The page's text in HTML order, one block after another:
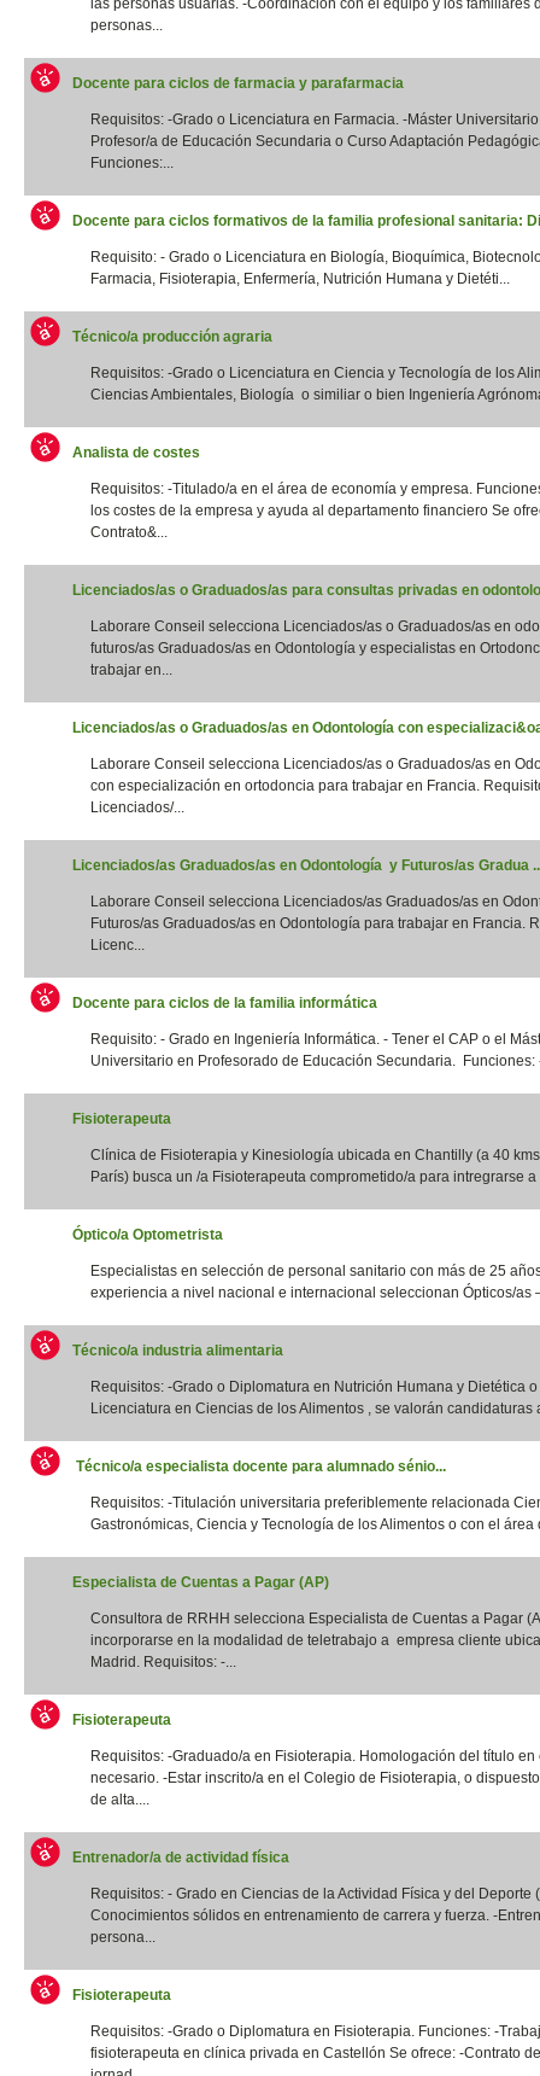
las personas usuarias. -Coordinación con el equipo y los familiares
personas...
Docente para ciclos de farmacia y parafarmacia
Requisitos: -Grado o Licenciatura en Farmacia. -Máster
Profesor/a de Educación Secundaria o Curso Adaptación
Funciones:...
Docente para ciclos formativos de la familia profesional sanitaria:
Requisito: - Grado o Licenciatura en Biología, Bioquímica,
Farmacia, Fisioterapia, Enfermería, Nutrición Humana y Dietéti...
Técnico/a producción agraria
Requisitos: -Grado o Licenciatura en Ciencia y Tecnología de los
Ciencias Ambientales, Biología o similiar o bien Ingeniería
Analista de costes
Requisitos: -Titulado/a en el área de economía y empresa.
los costes de la empresa y ayuda al departamento financiero Se
Contrato&...
Licenciados/as o Graduados/as para consultas privadas en
Laborare Conseil selecciona Licenciados/as o Graduados/as en
futuros/as Graduados/as en Odontología y especialistas en
trabajar en...
Licenciados/as o Graduados/as en Odontología con
Laborare Conseil selecciona Licenciados/as o Graduados/as en
con especialización en ortodoncia para trabajar en Francia.
Licenciados/...
Licenciados/as Graduados/as en Odontología y Futuros/as Gradua
Laborare Conseil selecciona Licenciados/as Graduados/as en
Futuros/as Graduados/as en Odontología para trabajar en Francia.
Licenc...
Docente para ciclos de la familia informática
Requisito: - Grado en Ingeniería Informática. - Tener el CAP o el
Universitario en Profesorado de Educación Secundaria. Funciones:
Fisioterapeuta
Clínica de Fisioterapia y Kinesiología ubicada en Chantilly (a 40
París) busca un /a Fisioterapeuta comprometido/a para intregrarse a
Óptico/a Optometrista
Especialistas en selección de personal sanitario con más de 25
experiencia a nivel nacional e internacional seleccionan Ópticos/as
Técnico/a industria alimentaria
Requisitos: -Grado o Diplomatura en Nutrición Humana y Dietética
Licenciatura en Ciencias de los Alimentos , se valorán candidaturas
Técnico/a especialista docente para alumnado sénio...
Requisitos: -Titulación universitaria preferiblemente relacionada
Gastronómicas, Ciencia y Tecnología de los Alimentos o con el área
Especialista de Cuentas a Pagar (AP)
Consultora de RRHH selecciona Especialista de Cuentas a Pagar
incorporarse en la modalidad de teletrabajo a empresa cliente
Madrid. Requisitos: -...
Fisioterapeuta
Requisitos: -Graduado/a en Fisioterapia. Homologación del título en
necesario. -Estar inscrito/a en el Colegio de Fisioterapia, o
de alta....
Entrenador/a de actividad física
Requisitos: - Grado en Ciencias de la Actividad Física y del Deporte
Conocimientos sólidos en entrenamiento de carrera y fuerza. -
persona...
Fisioterapeuta
Requisitos: -Grado o Diplomatura en Fisioterapia. Funciones: -
fisioterapeuta en clínica privada en Castellón Se ofrece: -Contrato